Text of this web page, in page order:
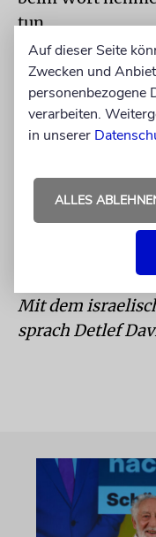
tun.
Alles in allem:
das kommende
Warum nicht?
Juden ist
aufhören zu
Schana towa u-
Mit dem
sprach Detlef
Auf dieser Seite
Zwecken und
personenbezogene
verarbeiten.
in unserer
ALLES